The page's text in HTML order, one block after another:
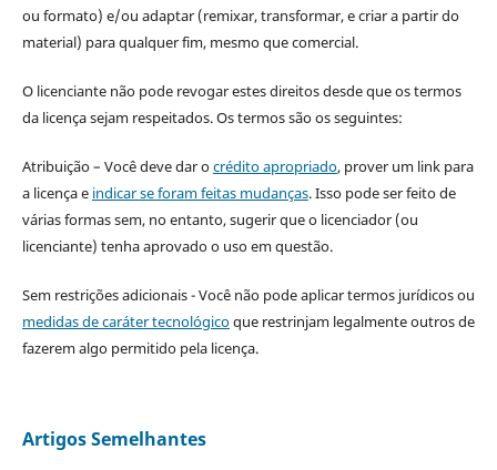
ou formato) e/ou adaptar (remixar, transformar, e criar a partir do
material) para qualquer fim, mesmo que comercial.
O licenciante não pode revogar estes direitos desde que os termos
da licença sejam respeitados. Os termos são os seguintes:
Atribuição – Você deve dar ocrédito apropriado, prover um link para
a licença e indicar se foram feitas mudanças. Isso pode ser feito de
várias formas sem, no entanto, sugerir que o licenciador (ou
licenciante) tenha aprovado o uso em questão.
Sem restrições adicionais - Você não pode aplicar termos jurídicos ou
medidas de caráter tecnológicoque restrinjam legalmente outros de
fazerem algo permitido pela licença.
Artigos Semelhantes